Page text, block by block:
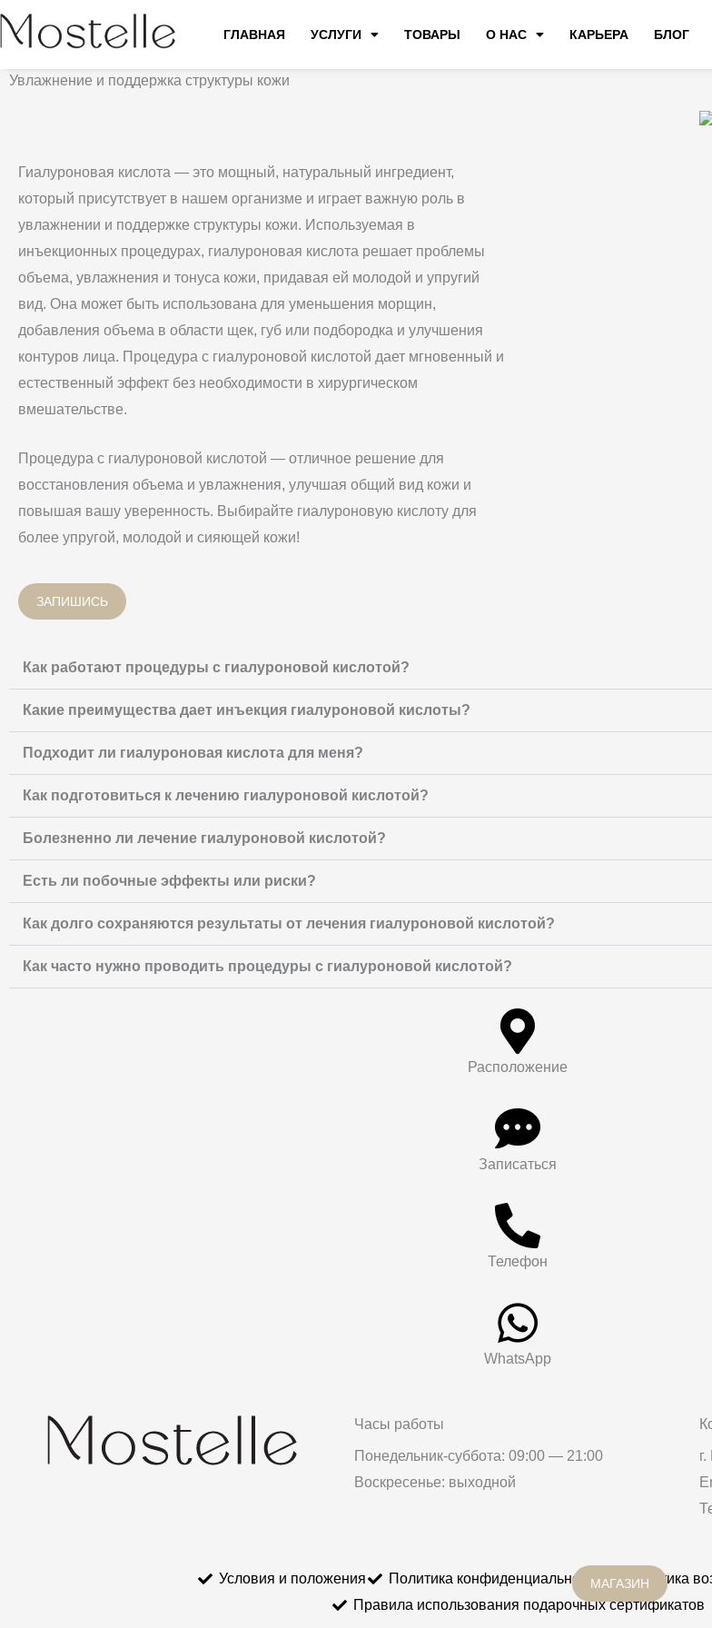
Перейти
ГЛАВНАЯ УСЛУГИ ТОВАРЫ О НАС КАРЬЕРА БЛОГ
ГИАЛУРОНОВАЯ КИСЛОТА
Увлажнение и поддержка структуры кожи
Гиалуроновая кислота — это мощный, натуральный ингредиент,
который присутствует в нашем организме и играет важную роль в
увлажнении и поддержке структуры кожи. Используемая в
инъекционных процедурах, гиалуроновая кислота решает проблемы
объема, увлажнения и тонуса кожи, придавая ей молодой и упругий
вид. Она может быть использована для уменьшения морщин,
добавления объема в области щек, губ или подбородка и улучшения
контуров лица. Процедура с гиалуроновой кислотой дает мгновенный и
естественный эффект без необходимости в хирургическом
вмешательстве.
Процедура с гиалуроновой кислотой — отличное решение для
восстановления объема и увлажнения, улучшая общий вид кожи и
повышая вашу уверенность. Выбирайте гиалуроновую кислоту для
более упругой, молодой и сияющей кожи!
ЗАПИШИСЬ
Как работают процедуры с гиалуроновой кислотой?
Какие преимущества дает инъекция гиалуроновой кислоты?
Подходит ли гиалуроновая кислота для меня?
Как подготовиться к лечению гиалуроновой кислотой?
Болезненно ли лечение гиалуроновой кислотой?
Есть ли побочные эффекты или риски?
Как долго сохраняются результаты от лечения гиалуроновой кислотой?
Как часто нужно проводить процедуры с гиалуроновой кислотой?
Расположение
Записаться
Телефон
WhatsApp
Часы работы
Понедельник-суббота: 09:00 — 21:00
Воскресенье: выходной
Условия и положения Политика конфиденциальности Политика
Правила использования подарочных сертификатов
МАГАЗИН